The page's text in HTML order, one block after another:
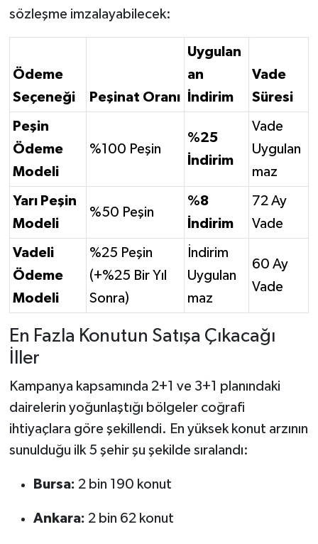
sözleşme imzalayabilecek:
Ödeme
Seçeneği
Peşinat Oranı
Uygulan
an
İndirim
Vade
Süresi
Peşin
Ödeme
Modeli
%100 Peşin
%25
İndirim
Vade
Uygulan
maz
Yarı Peşin
Modeli
%50 Peşin
%8
İndirim
72 Ay
Vade
Vadeli
Ödeme
Modeli
%25 Peşin
(+%25 Bir Yıl
Sonra)
İndirim
Uygulan
maz
60 Ay
Vade
En Fazla Konutun Satışa Çıkacağı
İller
Kampanya kapsamında 2+1 ve 3+1 planındaki
dairelerin yoğunlaştığı bölgeler coğrafi
ihtiyaçlara göre şekillendi. En yüksek konut arzının
sunulduğu ilk 5 şehir şu şekilde sıralandı:
Bursa: 2 bin 190 konut
Ankara: 2 bin 62 konut